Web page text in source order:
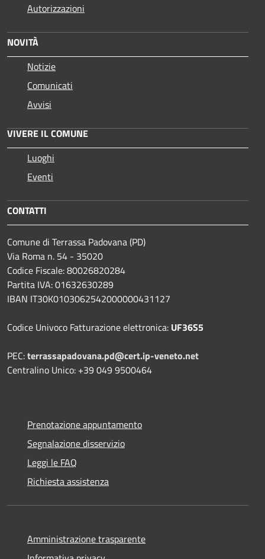
Autorizzazioni
NOVITÀ
Notizie
Comunicati
Avvisi
VIVERE IL COMUNE
Luoghi
Eventi
CONTATTI
Comune di Terrassa Padovana (PD)
Via Roma n. 54 - 35020
Codice Fiscale: 80026820284
Partita IVA: 01632630289
IBAN IT30K0103062542000000431127
Codice Univoco Fatturazione elettronica: UF36S5
PEC:terrassapadovana.pd@cert.ip-veneto.net
Centralino Unico: +39 049 9500464
Prenotazione appuntamento
Segnalazione disservizio
Leggi le FAQ
Richiesta assistenza
Amministrazione trasparente